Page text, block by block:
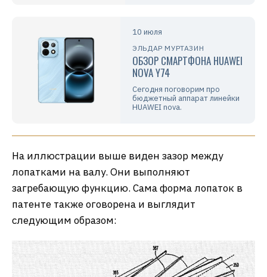
10 июля
ЭЛЬДАР МУРТАЗИН
ОБЗОР СМАРТФОНА HUAWEI
NOVA Y74
Сегодня поговорим про
бюджетный аппарат линейки
HUAWEI nova.
На иллюстрации выше виден зазор между
лопатками на валу. Они выполняют
загребающую функцию. Сама форма лопаток в
патенте также оговорена и выглядит
следующим образом: